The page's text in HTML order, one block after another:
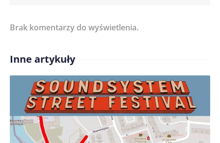
Treść komentarza*
Imię/ Nick*
Brak komentarzy do wyświetlenia.
Inne artykuły